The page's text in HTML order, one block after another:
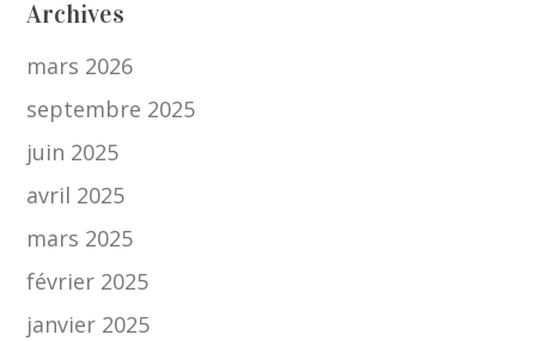
Archives
mars 2026
septembre 2025
juin 2025
avril 2025
mars 2025
février 2025
janvier 2025